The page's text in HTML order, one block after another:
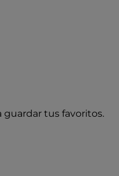
guardar tus favoritos.